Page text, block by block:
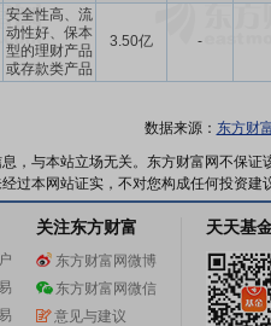
安全性高、流
动性好、保本
型的理财产品
或存款类产品
3.50亿 -
数据来源： 东方财
，与本站立场无关。东方财富网不保
过本网站证实，不对您构成任何投资建
关注东方财富
东方财富网微博
东方财富网微信
意见与建议
天天基